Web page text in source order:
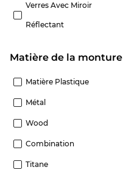
Verres Avec Miroir
Réflectant
Matière de la monture
Matière Plastique
Métal
Wood
Combination
Titane